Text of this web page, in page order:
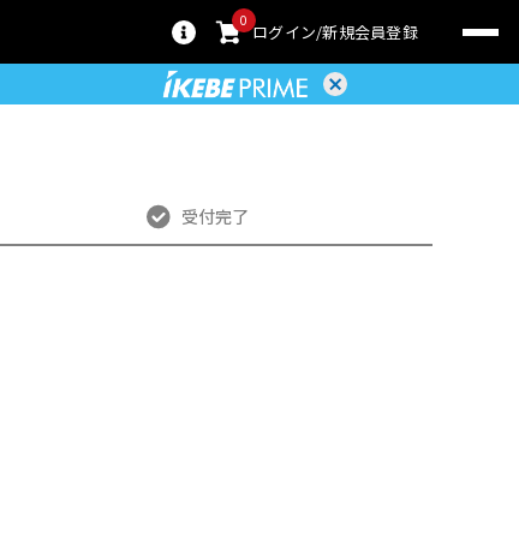
0
ログイン 新規会員登録
受付完了